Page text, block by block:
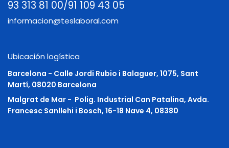
93 313 81 00/91 109 43 05
informacion@teslaboral.com
Ubicación logística
Barcelona - Calle Jordi Rubio i Balaguer, 1075, Sant
Martí, 08020 Barcelona
Malgrat de Mar - Polig. Industrial Can Patalina, Avda.
Francesc Sanllehi i Bosch, 16-18 Nave 4, 08380